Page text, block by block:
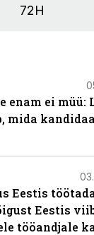
72H
enam ei müü:
mida
Eestis
Eestis
tööandjale